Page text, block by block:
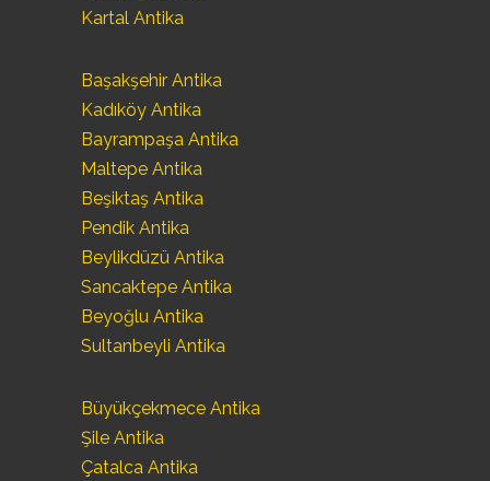
Kartal Antika
Başakşehir Antika
Kadıköy Antika
Bayrampaşa Antika
Maltepe Antika
Beşiktaş Antika
Pendik Antika
Beylikdüzü Antika
Sancaktepe Antika
Beyoğlu Antika
Sultanbeyli Antika
Büyükçekmece Antika
Şile Antika
Çatalca Antika